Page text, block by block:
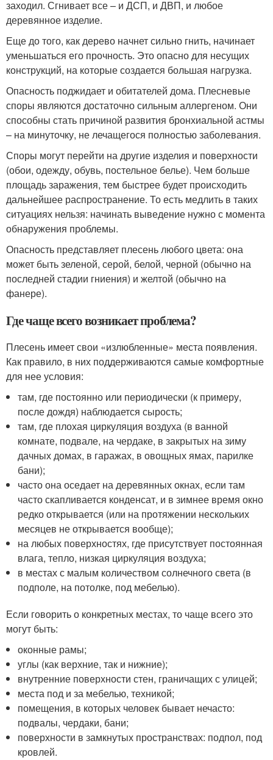
заходил. Сгнивает все – и ДСП, и ДВП, и любое
деревянное изделие.
Еще до того, как дерево начнет сильно гнить, начинает
уменьшаться его прочность. Это опасно для несущих
конструкций, на которые создается большая нагрузка.
Опасность поджидает и обитателей дома. Плесневые
споры являются достаточно сильным аллергеном. Они
способны стать причиной развития бронхиальной астмы
– на минуточку, не лечащегося полностью заболевания.
Споры могут перейти на другие изделия и поверхности
(обои, одежду, обувь, постельное белье). Чем больше
площадь заражения, тем быстрее будет происходить
дальнейшее распространение. То есть медлить в таких
ситуациях нельзя: начинать выведение нужно с момента
обнаружения проблемы.
Опасность представляет плесень любого цвета: она
может быть зеленой, серой, белой, черной (обычно на
последней стадии гниения) и желтой (обычно на
фанере).
Где чаще всего возникает проблема?
Плесень имеет свои «излюбленные» места появления.
Как правило, в них поддерживаются самые комфортные
для нее условия:
там, где постоянно или периодически (к примеру,
после дождя) наблюдается сырость;
там, где плохая циркуляция воздуха (в ванной
комнате, подвале, на чердаке, в закрытых на зиму
дачных домах, в гаражах, в овощных ямах, парилке
бани);
часто она оседает на деревянных окнах, если там
часто скапливается конденсат, и в зимнее время окно
редко открывается (или на протяжении нескольких
месяцев не открывается вообще);
на любых поверхностях, где присутствует постоянная
влага, тепло, низкая циркуляция воздуха;
в местах с малым количеством солнечного света (в
подполе, на потолке, под мебелью).
Если говорить о конкретных местах, то чаще всего это
могут быть:
оконные рамы;
углы (как верхние, так и нижние);
внутренние поверхности стен, граничащих с улицей;
места под и за мебелью, техникой;
помещения, в которых человек бывает нечасто:
подвалы, чердаки, бани;
поверхности в замкнутых пространствах: подпол, под
кровлей.